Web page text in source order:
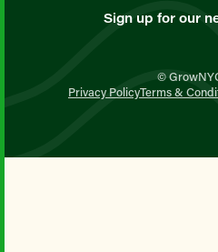
Sign up for our
©
Privacy PolicyTerms &